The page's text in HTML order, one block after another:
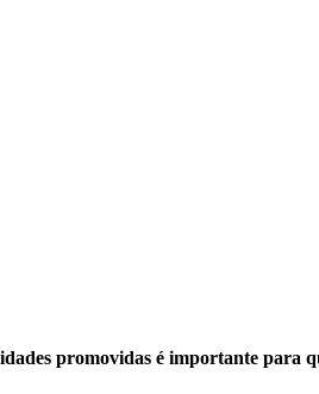
promovidas é importante para